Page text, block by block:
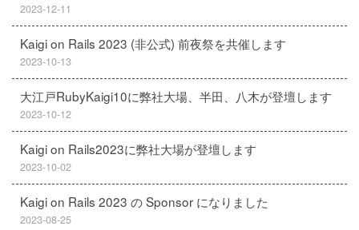
2023-12-11
Kaigi on Rails 2023 (非公式) 前夜祭を共催します
2023-10-13
大江戸RubyKaigi10に弊社大場、半田、八木が登壇します
2023-10-12
Kaigi on Rails2023に弊社大場が登壇します
2023-10-02
Kaigi on Rails 2023 の Sponsor になりました
2023-08-25